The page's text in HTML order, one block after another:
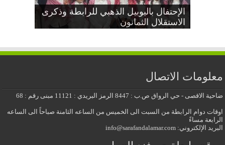
الإحتفال باليوبيل الذهبي للرابطة وذكرى
الاستقلال الثمانون
دعوة عامة بمناسبة اليوبيل الذهبي
للرابطة وذكرى الاستقلال الثمانون
معايدة عيد الأضحى المبارك 2026
عيد الاستقلال الثمانون
إجتماع جذور مشجرات عائلات صرفند
العمار
معلومات الاتصال
ضاحية الاقصى - حي الرواق ص.ب : 8447 الرمز البريدي : 11121 مبنى رقم : 68
اوقات دوام الرابطة من السبت الى الخميس من الساعه الثامنة صباحاً الى الساعه
الرابعة مساءً
البريد الإلكتروني: info@sarafandalamar.com